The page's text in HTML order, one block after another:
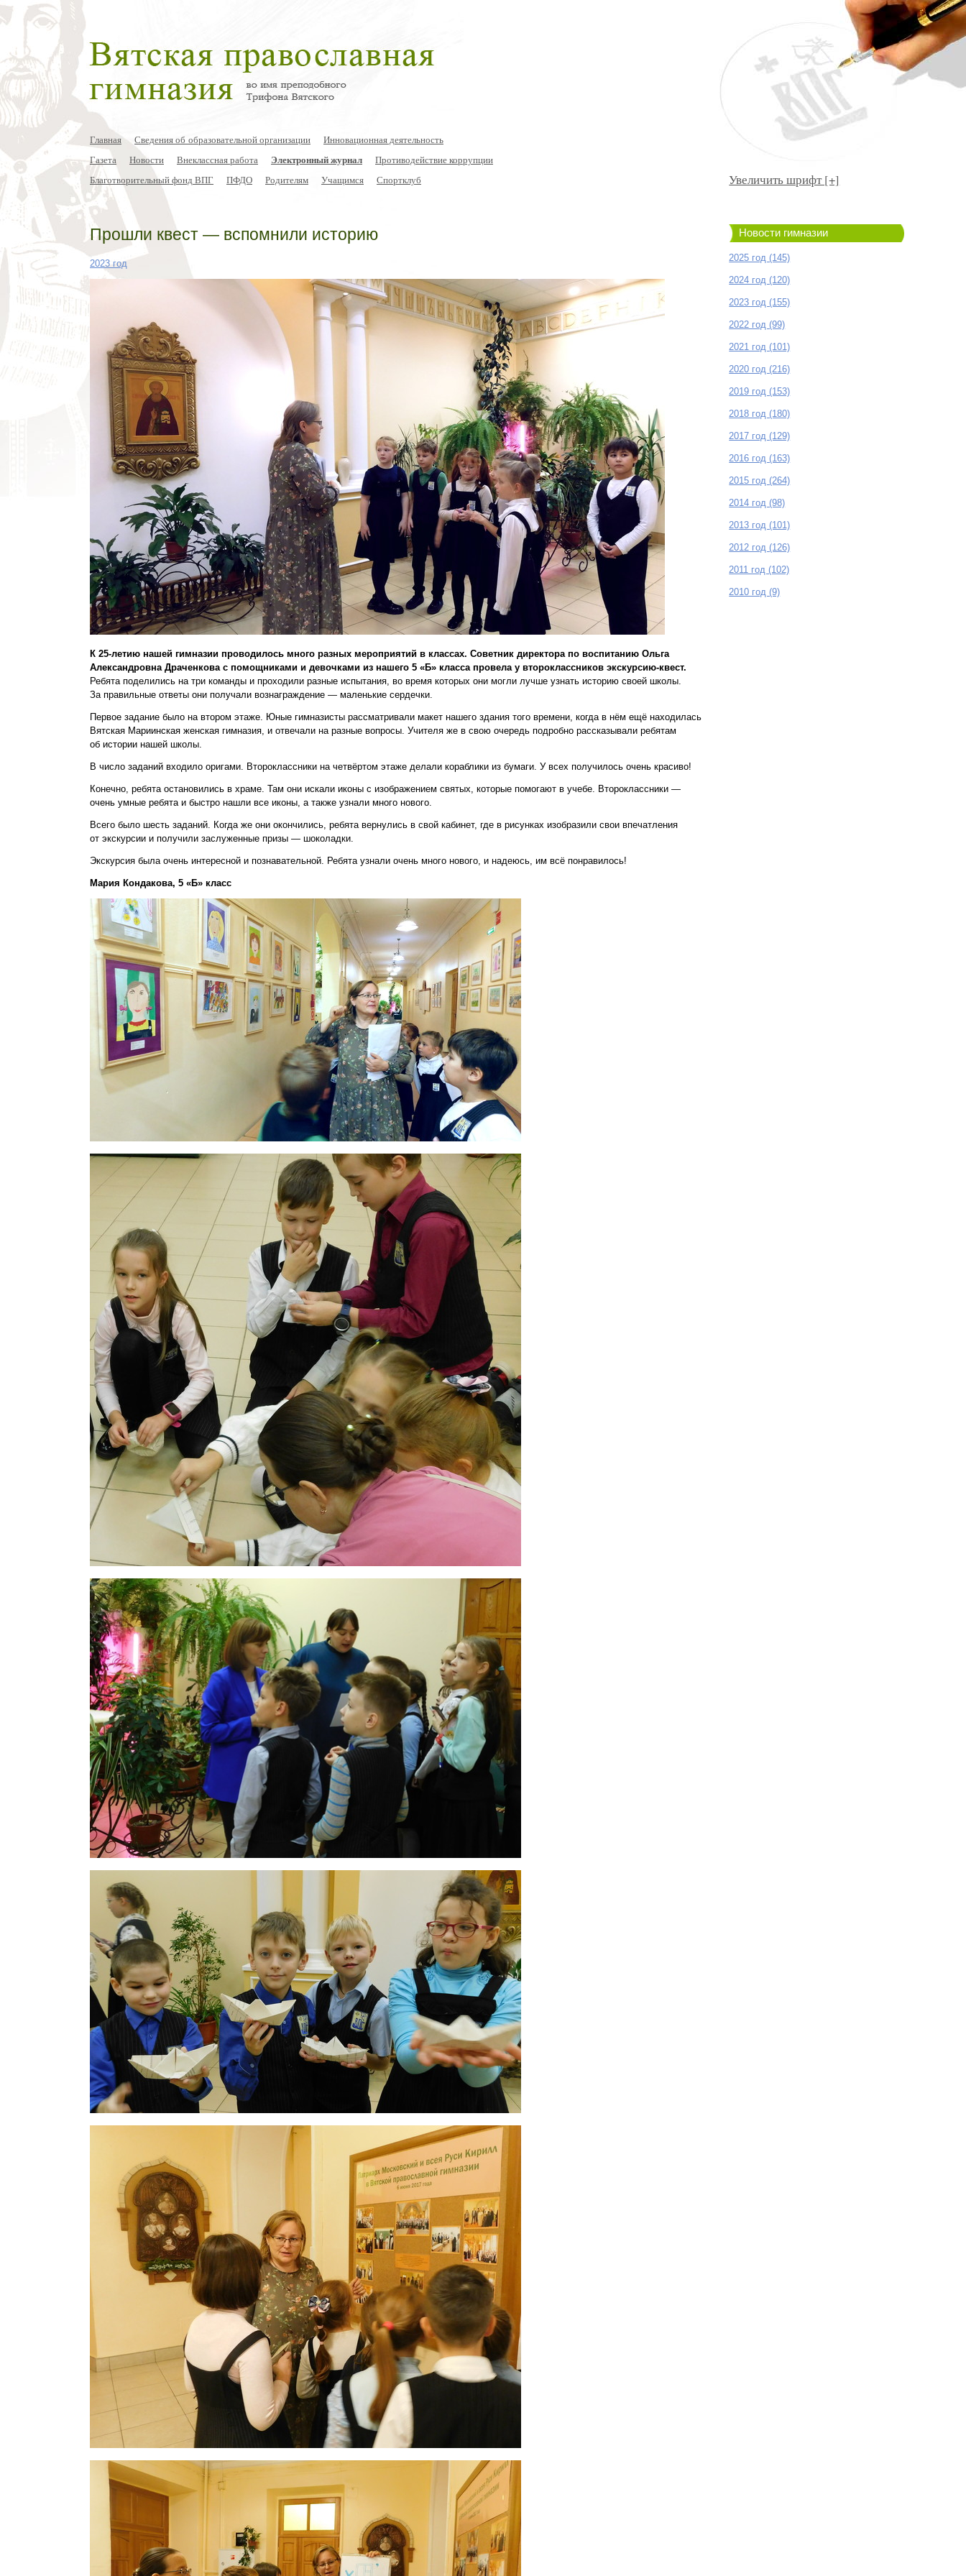
Главная Сведения об образовательной организации
Инновационная деятельность
Газета
Новости Внеклассная работа Электронный журнал
Противодействие коррупции
Благотворительный фонд ВПГ
ПФДО Родителям Учащимся Спортклуб Увеличить шрифт [+]
Прошли квест — вспомнили историю
2023 год
К 25-летию нашей гимназии проводилось много разных мероприятий в классах. Советник директора по воспитанию Ольга
Александровна Драченкова с помощниками и девочками из нашего 5 «Б» класса провела у второклассников экскурсию-квест.
Ребята поделились на три команды и проходили разные испытания, во время которых они могли лучше узнать историю своей школы.
За правильные ответы они получали вознаграждение — маленькие сердечки.
Первое задание было на втором этаже. Юные гимназисты рассматривали макет нашего здания того времени, когда в нём ещё находилась
Вятская Мариинская женская гимназия, и отвечали на разные вопросы. Учителя же в свою очередь подробно рассказывали ребятам
об истории нашей школы.
В число заданий входило оригами. Второклассники на четвёртом этаже делали кораблики из бумаги. У всех получилось очень красиво!
Конечно, ребята остановились в храме. Там они искали иконы с изображением святых, которые помогают в учебе. Второклассники —
очень умные ребята и быстро нашли все иконы, а также узнали много нового.
Всего было шесть заданий. Когда же они окончились, ребята вернулись в свой кабинет, где в рисунках изобразили свои впечатления
от экскурсии и получили заслуженные призы — шоколадки.
Экскурсия была очень интересной и познавательной. Ребята узнали очень много нового, и надеюсь, им всё понравилось!
Мария Кондакова, 5 «Б» класс
Новости гимназии
2025 год (145)
2024 год (120)
2023 год (155)
2022 год (99)
2021 год (101)
2020 год (216)
2019 год (153)
2018 год (180)
2017 год (129)
2016 год (163)
2015 год (264)
2014 год (98)
2013 год (101)
2012 год (126)
2011 год (102)
2010 год (9)